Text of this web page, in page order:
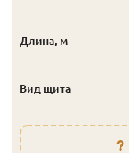
Длина, м
Вид щита